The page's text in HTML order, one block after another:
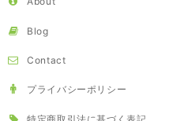
Blog
Contact
プライバシーポリシー